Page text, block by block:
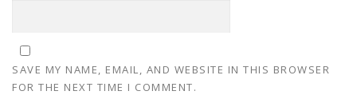
SAVE MY NAME, EMAIL, AND WEBSITE IN THIS BROWSER
FOR THE NEXT TIME I COMMENT.